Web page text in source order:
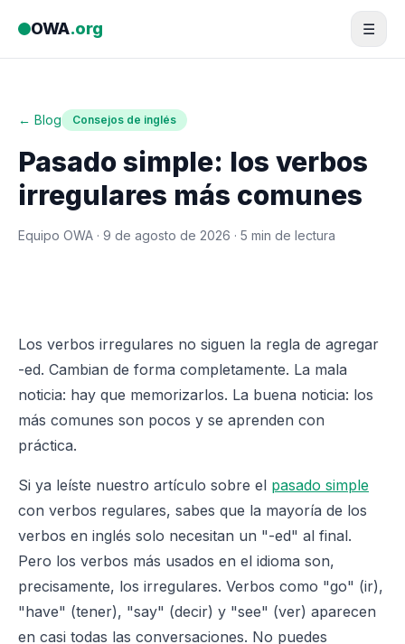
OWA.org ☰
← Blog Consejos de inglés
Pasado simple: los verbos
irregulares más comunes
Equipo OWA · 9 de agosto de 2026 · 5 min de lectura
Los verbos irregulares no siguen la regla de agregar
-ed. Cambian de forma completamente. La mala
noticia: hay que memorizarlos. La buena noticia: los
más comunes son pocos y se aprenden con
práctica.
Si ya leíste nuestro artículo sobre el pasado simple
con verbos regulares, sabes que la mayoría de los
verbos en inglés solo necesitan un "-ed" al final.
Pero los verbos más usados en el idioma son,
precisamente, los irregulares. Verbos como "go" (ir),
"have" (tener), "say" (decir) y "see" (ver) aparecen
en casi todas las conversaciones. No puedes